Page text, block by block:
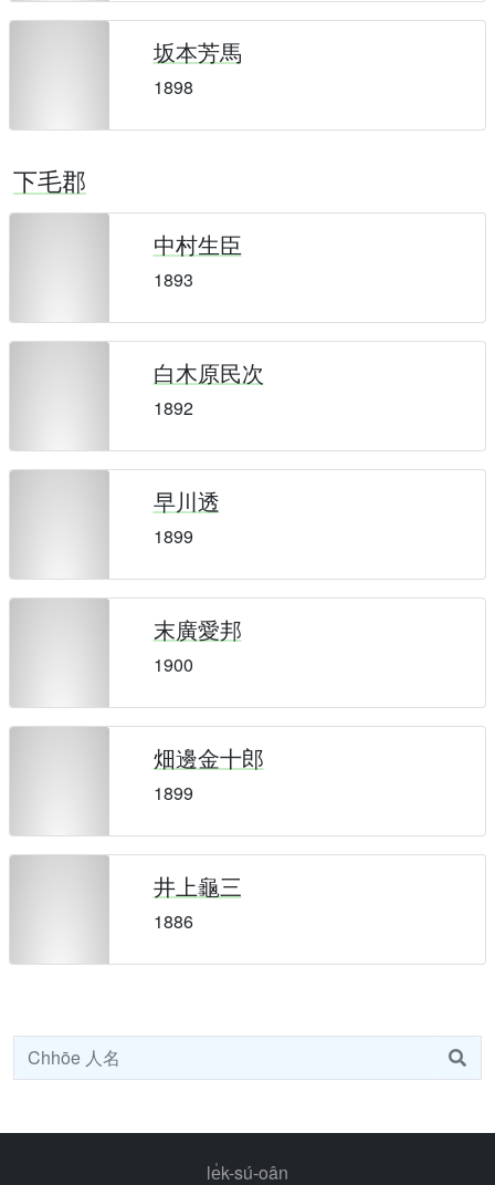
坂本芳馬
1898
下毛郡
中村生臣
1893
白木原民次
1892
早川透
1899
末廣愛邦
1900
畑邊金十郎
1899
井上龜三
1886
le̍k-sú-oân